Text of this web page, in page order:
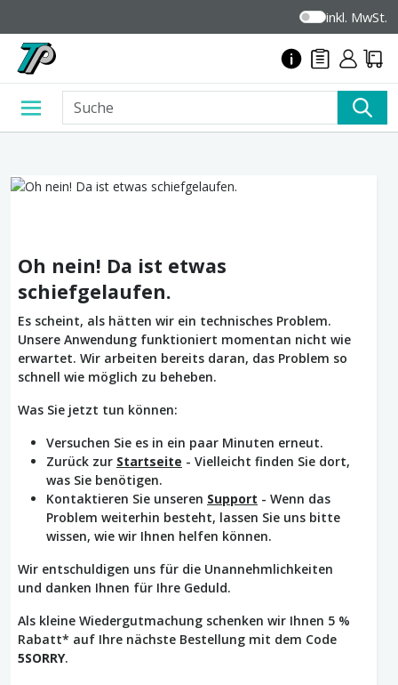
inkl. MwSt.
Oh nein! Da ist etwas
schiefgelaufen.
Es scheint, als hätten wir ein technisches Problem.
Unsere Anwendung funktioniert momentan nicht wie
erwartet. Wir arbeiten bereits daran, das Problem so
schnell wie möglich zu beheben.
Was Sie jetzt tun können:
Versuchen Sie es in ein paar Minuten erneut.
Zurück zur Startseite - Vielleicht finden Sie dort,
was Sie benötigen.
Kontaktieren Sie unseren Support - Wenn das
Problem weiterhin besteht, lassen Sie uns bitte
wissen, wie wir Ihnen helfen können.
Wir entschuldigen uns für die Unannehmlichkeiten
und danken Ihnen für Ihre Geduld.
Als kleine Wiedergutmachung schenken wir Ihnen 5 %
Rabatt* auf Ihre nächste Bestellung mit dem Code
5SORRY.